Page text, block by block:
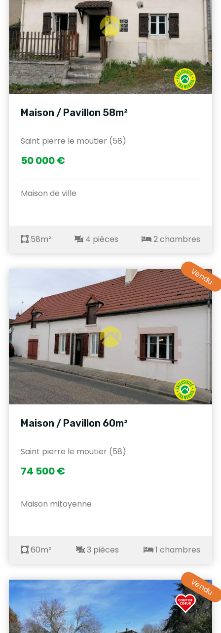
Maison / Pavillon 58m²
Saint pierre le moutier (58)
50 000 €
Maison de ville
58m² 4 pièces 2 chambres
Vendu
Maison / Pavillon 60m²
Saint pierre le moutier (58)
74 500 €
Maison mitoyenne
60m² 3 pièces 1 chambres
Vendu